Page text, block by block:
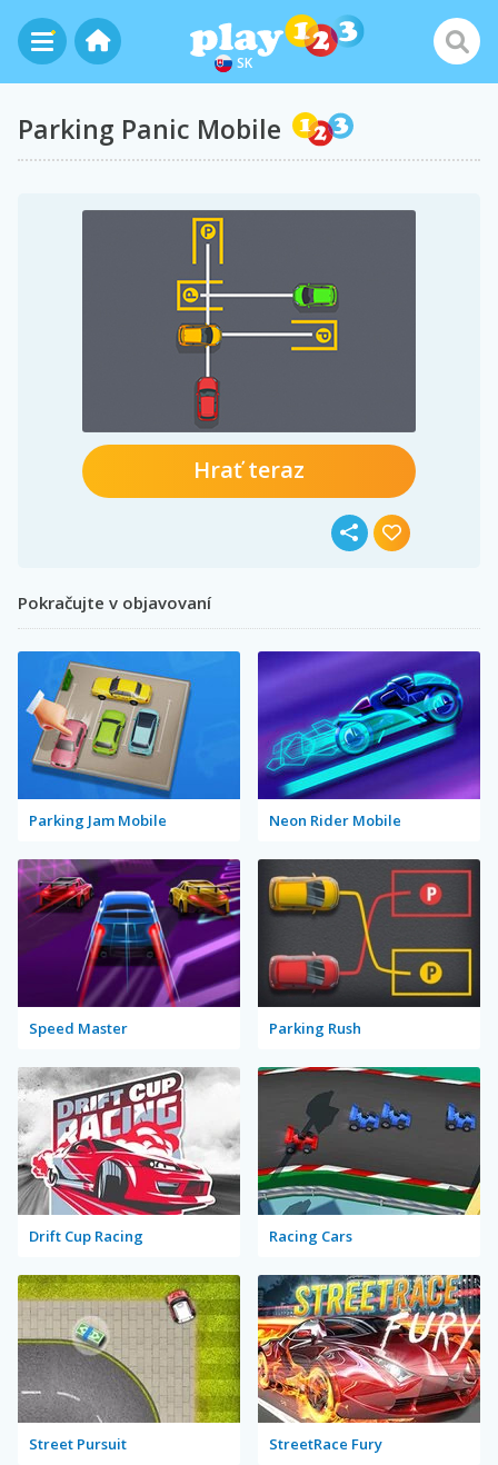
SK
Parking Panic Mobile
Hrať teraz
Pokračujte v objavovaní
Parking Jam Mobile Neon Rider Mobile
Speed Master Parking Rush
Drift Cup Racing Racing Cars
Street Pursuit StreetRace Fury